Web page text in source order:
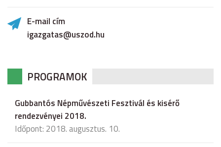
E-mail cím
igazgatas@uszod.hu
PROGRAMOK
Gubbantós Népművészeti Fesztivál és kisérő
rendezvényei 2018.
Időpont: 2018. augusztus. 10.